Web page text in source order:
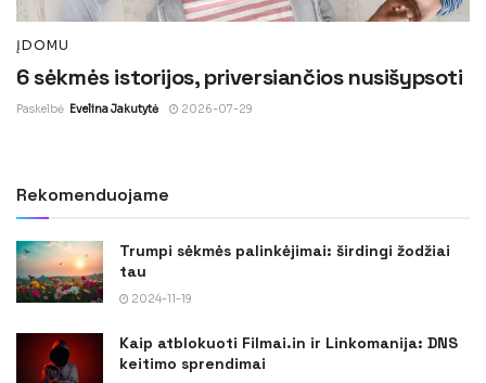
ĮDOMU
6 sėkmės istorijos, priversiančios nusišypsoti
Paskelbė Evelina Jakutytė 2026-07-29
Rekomenduojame
Trumpi sėkmės palinkėjimai: širdingi žodžiai
tau
2024-11-19
Kaip atblokuoti Filmai.in ir Linkomanija: DNS
keitimo sprendimai